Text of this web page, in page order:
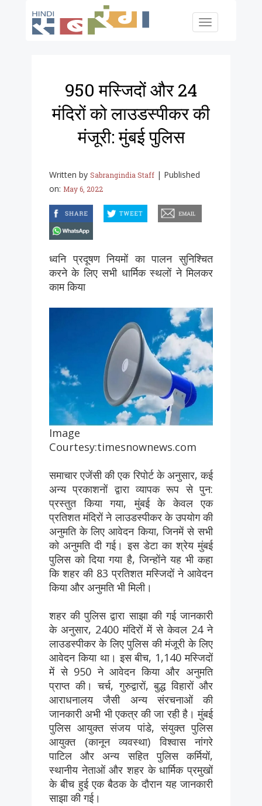
Toggle
950 मस्जिदों और 24
मंदिरों को लाउडस्पीकर की
मंजूरी: मुंबई पुलिस
Written by Sabrangindia Staff | Published
on: May 6, 2022
ध्वनि प्रदूषण नियमों का पालन सुनिश्चित
करने के लिए सभी धार्मिक स्थलों ने मिलकर
काम किया
Image
Courtesy:timesnownews.com
समाचार एजेंसी की एक रिपोर्ट के अनुसार, कई
अन्य प्रकाशनों द्वारा व्यापक रूप से पुन:
प्रस्तुत किया गया, मुंबई के केवल एक
प्रतिशत मंदिरों ने लाउडस्पीकर के उपयोग की
अनुमति के लिए आवेदन किया, जिनमें से सभी
को अनुमति दी गई। इस डेटा का श्रेय मुंबई
पुलिस को दिया गया है, जिन्होंने यह भी कहा
कि शहर की 83 प्रतिशत मस्जिदों ने आवेदन
किया और अनुमति भी मिली।
शहर की पुलिस द्वारा साझा की गई जानकारी
के अनुसार, 2400 मंदिरों में से केवल 24 ने
लाउडस्पीकर के लिए पुलिस की मंजूरी के लिए
आवेदन किया था। इस बीच, 1,140 मस्जिदों
में से 950 ने आवेदन किया और अनुमति
प्राप्त की। चर्च, गुरुद्वारों, बुद्ध विहारों और
आराधनालय जैसी अन्य संरचनाओं की
जानकारी अभी भी एकत्र की जा रही है। मुंबई
पुलिस आयुक्त संजय पांडे, संयुक्त पुलिस
आयुक्त (कानून व्यवस्था) विश्वास नांगरे
पाटिल और अन्य सहित पुलिस कर्मियों,
स्थानीय नेताओं और शहर के धार्मिक प्रमुखों
के बीच हुई एक बैठक के दौरान यह जानकारी
साझा की गई।